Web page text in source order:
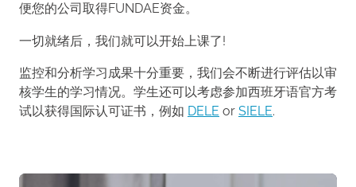
便您的公司取得FUNDAE资金。
一切就绪后，我们就可以开始上课了!
监控和分析学习成果十分重要，我们会不断进行评估以审
核学生的学习情况。学生还可以考虑参加西班牙语官方考
试以获得国际认可证书，例如 DELE or SIELE.